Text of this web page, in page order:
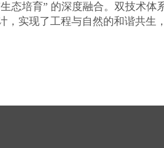
态培育” 的深度融合。双技术
实现了工程与自然的和谐共生